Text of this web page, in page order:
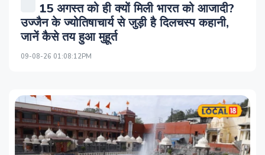
15 अगस्त को ही क्यों मिली भारत को आजादी?
उज्जैन के ज्योतिषाचार्य से जुड़ी है दिलचस्प कहानी,
जानें कैसे तय हुआ मुहूर्त
09-08-26 01:08:12PM